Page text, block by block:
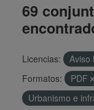
69
Licencias:
Aviso
Formatos:
PDF
Urbanismo e